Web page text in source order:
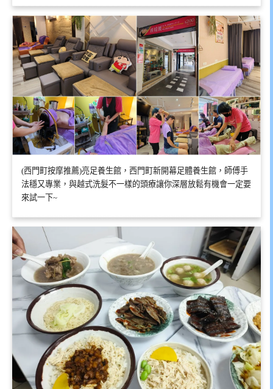
(西門町按摩推薦)亮足養生館，西門町新開幕足體養生館，師傅手
法穩又專業，與越式洗髮不一樣的頭療讓你深層放鬆有機會一定要
來試一下~